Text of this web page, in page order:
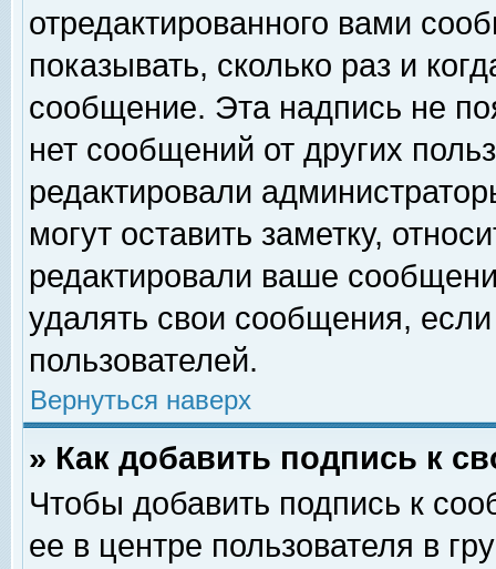
отредактированного вами
показывать, сколько раз и
сообщение. Эта надпись не
нет сообщений от других
редактировали
могут оставить заметку,
редактировали ваше
удалять свои сообщения,
пользователей.
Вернуться наверх
» Как добавить подпись к
Чтобы добавить подпись к
ее в центре пользователя в